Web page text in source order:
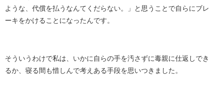
ような、代償を払うなんてくだらない。」と思うことで自らにブレ
ーキをかけることになったんです。
そういうわけで私は、いかに自らの手を汚さずに毒親に仕返しでき
るか、寝る間も惜しんで考えある手段を思いつきました。